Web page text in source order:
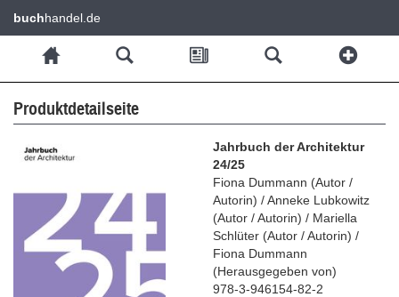
buchhandel.de
Produktdetailseite
Jahrbuch der Architektur
24/25
Fiona Dummann (Autor /
Autorin) /Anneke Lubkowitz
(Autor / Autorin) / Mariella
Schlüter (Autor / Autorin) /
Fiona Dummann
(Herausgegeben von)
978-3-946154-82-2